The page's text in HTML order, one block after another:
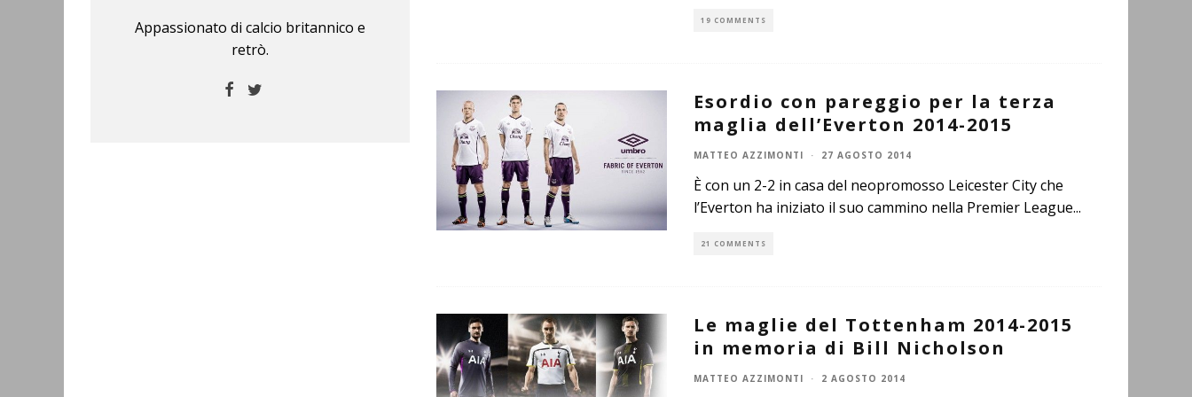
Appassionato di calcio britannico e
retrò.
19 COMMENTS
Esordio con pareggio per la terza
maglia dell’Everton 2014-2015
MATTEO AZZIMONTI · 27 AGOSTO 2014
È con un 2-2 in casa del neopromosso Leicester City che
l’Everton ha iniziato il suo cammino nella Premier League...
21 COMMENTS
Le maglie del Tottenham 2014-2015
in memoria di Bill Nicholson
MATTEO AZZIMONTI · 2 AGOSTO 2014